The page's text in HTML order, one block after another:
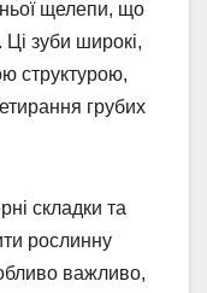
щелепи, що
Ці зуби широкі,
структурою,
грубих
складки та
рослинну
важливо,